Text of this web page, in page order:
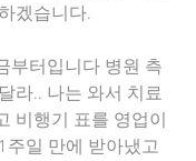
겠습니다.
부터입니다 병원 측
라.. 나는 와서 치료
비행기 표를 영업이
주일 만에 받아냈고